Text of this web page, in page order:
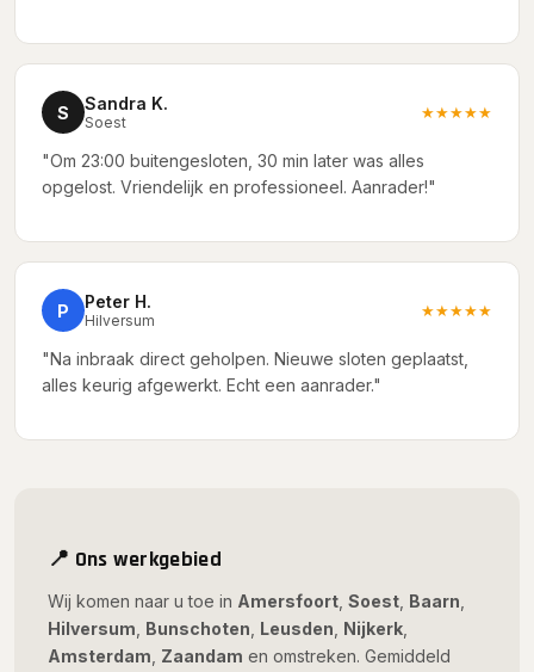
S Sandra K.
Soest
★★★★★
"Om 23:00 buitengesloten, 30 min later was alles
opgelost. Vriendelijk en professioneel. Aanrader!"
P Peter H.
Hilversum
★★★★★
"Na inbraak direct geholpen. Nieuwe sloten geplaatst,
alles keurig afgewerkt. Echt een aanrader."
📍 Ons werkgebied
Wij komen naar u toe in Amersfoort Soest Baarn
Hilversum Bunschoten Leusden Nijkerk
Amsterdam Zaandam en omstreken. Gemiddeld